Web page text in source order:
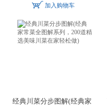
加入购物车
经典川菜分步图解(经典家